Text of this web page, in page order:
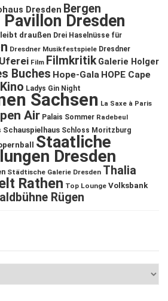
Dresden Bergen
Dresden
draußen Drei Haselnüsse für
Dresdner Musikfestspiele Dresdner
Film Filmkritik Galerie Holger
Buches Hope-Gala HOPE Cape
Kino Ladys Gin Night
Sachsen La Saxe à Paris
Air Palais Sommer Radebeul
Schauspielhaus Schloss Moritzburg
Staatliche
Dresden
Städtische Galerie Dresden Thalia
Rathen Top Lounge Volksbank
Rügen